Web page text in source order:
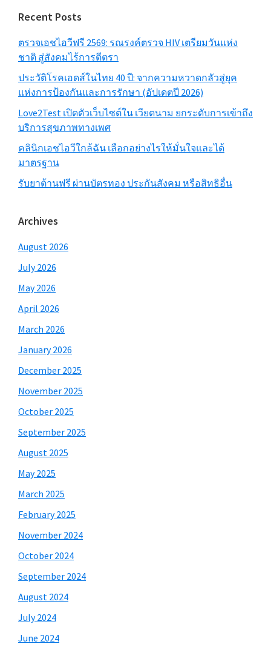
Recent Posts
ตรวจเอชไอวีฟรี 2569: รณรงค์ตรวจ HIV เตรียมวันแห่ง
ชาติ สู่สังคมไร้การตีตรา
ประวัติโรคเอดส์ในไทย 40 ปี: จากความหวาดกลัวสู่ยุค
แห่งการป้องกันและการรักษา (อัปเดตปี 2026)
Love2Test เปิดตัวเว็บไซต์ใน เวียดนาม ยกระดับการเข้าถึง
บริการสุขภาพทางเพศ
คลินิกเอชไอวีใกล้ฉัน เลือกอย่างไรให้มั่นใจและได้
มาตรฐาน
รับยาต้านฟรี ผ่านบัตรทอง ประกันสังคม หรือสิทธิอื่น
Archives
August 2026
July 2026
May 2026
April 2026
March 2026
January 2026
December 2025
November 2025
October 2025
September 2025
August 2025
May 2025
March 2025
February 2025
November 2024
October 2024
September 2024
August 2024
July 2024
June 2024